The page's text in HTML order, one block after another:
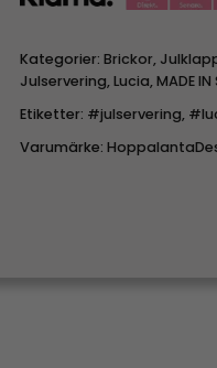
Kategorier: Brickor,
Julservering,Lucia,MADE IN
Etiketter: #julservering,
Varumärke: